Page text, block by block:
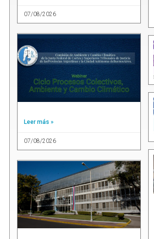
07/08/2026
Leer más »
07/08/2026